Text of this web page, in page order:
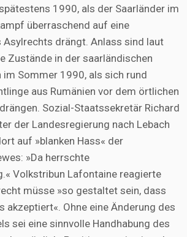
1990, als der Saarländer im
überraschend auf eine
drängt. Anlass sind laut
Zustände in der saarländischen
im Sommer 1990, als sich rund
aus Rumänien vor dem örtlichen
Sozial-Staatssekretär Richard
der Landesregierung nach Lebach
auf »blanken Hass« der
»Da herrschte
Volkstribun Lafontaine reagierte
müsse »so gestaltet sein, dass
akzeptiert«. Ohne eine Änderung des
sei eine sinnvolle Handhabung des